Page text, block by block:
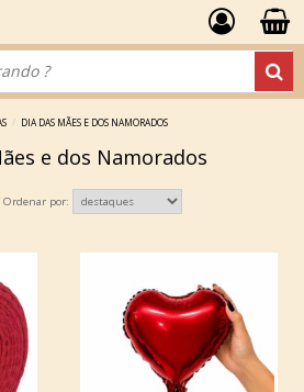
DIA DAS MÃES E DOS NAMORADOS
e dos Namorados
Ordenar por: